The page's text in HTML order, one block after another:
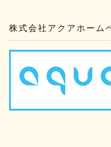
株式会社アクアホーム